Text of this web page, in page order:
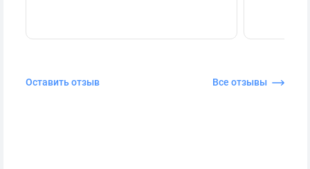
Оставить отзыв Все отзывы